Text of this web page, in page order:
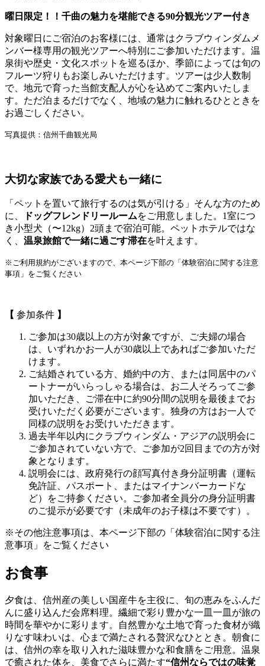
曜日限定！！ 千曲の魅力を堪能できる90分観光ツアー付き
対象曜日にご宿泊のお客様には、通常はクラブウィンダムメ
ンバー様専用の観光ツアーへ特別にご参加いただけます。温
泉街や歴史・文化スポットを巡るほか、季節によっては旬の
フルーツ狩りもお楽しみいただけます。ツアーは少人数制
で、地元で育った当館支配人が心を込めてご案内いたしま
す。ただ泊まるだけでなく、地域の魅力に触れるひとときを
お過ごしください。
写真提供：信州千曲観光局
大切な家族である愛犬も一緒に
「ペットを置いて旅行するのは気が引ける」そんな方のため
に、
ドッグフレンドリールームをご用意しました。1室につ
き小型犬（〜12kg）2頭まで宿泊可能。ペットホテルではな
く、 温泉旅館で一緒に過ごす滞在を叶えます。
※ご利用規約がございますので、本ページ下部の「体験宿泊に関する注意
事項」をご覧ください
【 参加条件 】
ご参加は30歳以上の方が対象ですが、ご夫婦の場合
は、いずれかお一人が30歳以上であればご参加いただ
けます。
ご結婚されている方、婚約中の方、または同居中のパ
ートナーがいらっしゃる場合は、お二人そろってご参
加いただき、ご滞在中に約90分間の説明を最後までお
受けいただく必要がございます。独身の方はお一人で
同様の説明をお受けいただきます。
過去半年以内にクラブウィンダム・アジアの説明会に
ご参加されていない方で、ご参加が2回目までの方が対
象となります。
説明会には、政府発行の顔写真付き身分証明書（運転
免許証、パスポート、またはマイナンバーカードな
ど）をご持参ください。ご参加者全員分の身分証明書
のご提示が必要です（未成年のお子様は不要です）。
※その他注意事項は、本ページ下部の「体験宿泊に関する注
意事項」をご覧ください
お食事
夕食は、信州産の美しい国産牛を主役に、旬の恵みをふんだ
んに盛り込んだ会席料理。繊細で彩り豊かな一皿一皿が旅の
時間を華やかに彩ります。自然豊かな土地で育った食材が織
りなす味わいは、心まで満たされる贅沢なひととき。朝食に
は、信州の幸を取り入れた滋味豊かな和食膳をご用意。温泉
で癒された体を、美食でさらに満たす“信州ならではの味覚